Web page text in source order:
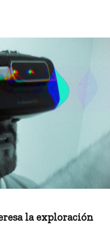
la exploración